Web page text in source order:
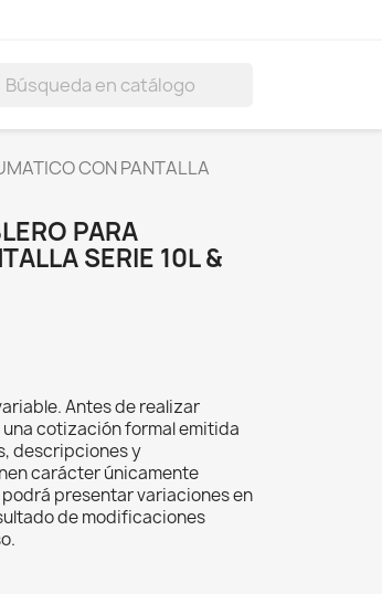
CON PANTALLA
PARA
SERIE 10L &
Antes de realizar
cotización formal emitida
descripciones y
carácter únicamente
presentar variaciones en
de modificaciones